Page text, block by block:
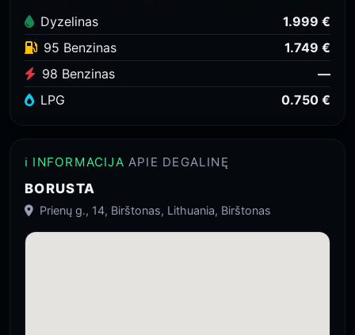
Dyzelinas
1.999 €
95 Benzinas
1.749 €
98 Benzinas
—
LPG
0.750 €
ℹ️ INFORMACIJA APIE DEGALINĘ
BORUSTA
Prienų g., 14, Birštonas, Lithuania, Birštonas